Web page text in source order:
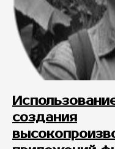
создания